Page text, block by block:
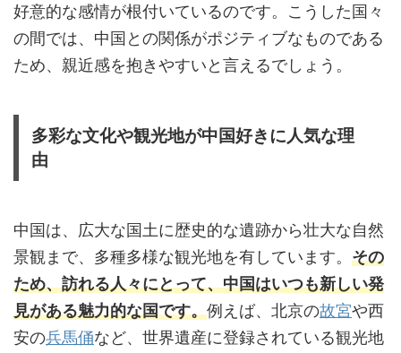
好意的な感情が根付いているのです。こうした国々
の間では、中国との関係がポジティブなものである
ため、親近感を抱きやすいと言えるでしょう。
多彩な文化や観光地が中国好きに人気な理
由
中国は、広大な国土に歴史的な遺跡から壮大な自然
景観まで、多種多様な観光地を有しています。 その
ため、訪れる人々にとって、中国はいつも新しい発
見がある魅力的な国です。例えば、北京の故宮や西
安の兵馬俑など、世界遺産に登録されている観光地